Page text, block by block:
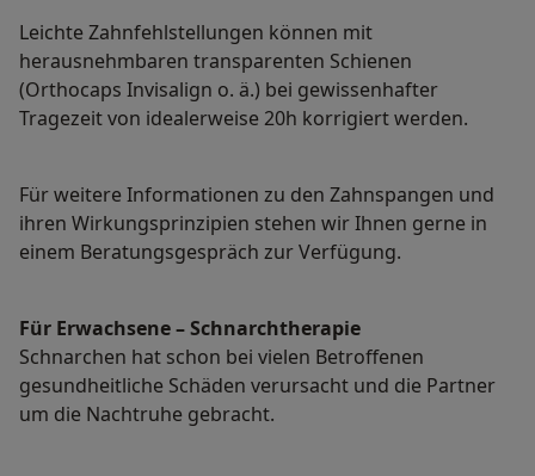
Leichte Zahnfehlstellungen können mit
herausnehmbaren transparenten Schienen
(Orthocaps Invisalign o. ä.) bei gewissenhafter
Tragezeit von idealerweise 20h korrigiert werden.
Für weitere Informationen zu den Zahnspangen und
ihren Wirkungsprinzipien stehen wir Ihnen gerne in
einem Beratungsgespräch zur Verfügung.
Für Erwachsene – Schnarchtherapie
Schnarchen hat schon bei vielen Betroffenen
gesundheitliche Schäden verursacht und die Partner
um die Nachtruhe gebracht.